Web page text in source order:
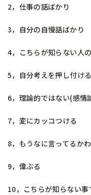
2，仕事の話ばかり
3，自分の自慢話ばかり
4，こちらが知らない人
5，自分考えを押し付ける
6，理論的ではない(感情
7，変にカッコつける
8，もうなに言ってるか
9，偉ぶる
10，こちらが知らない